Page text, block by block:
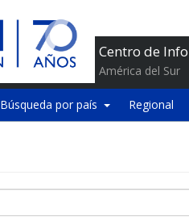
Centro de
América del Sur
Búsqueda por país Regional